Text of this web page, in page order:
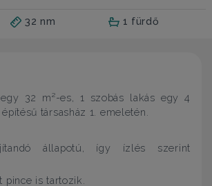
32 nm 1 fürdő
32 m²-es, 1 szobás lakás egy 4
társasház 1. emeletén.
állapotú, így ízlés szerint
pince is tartozik.